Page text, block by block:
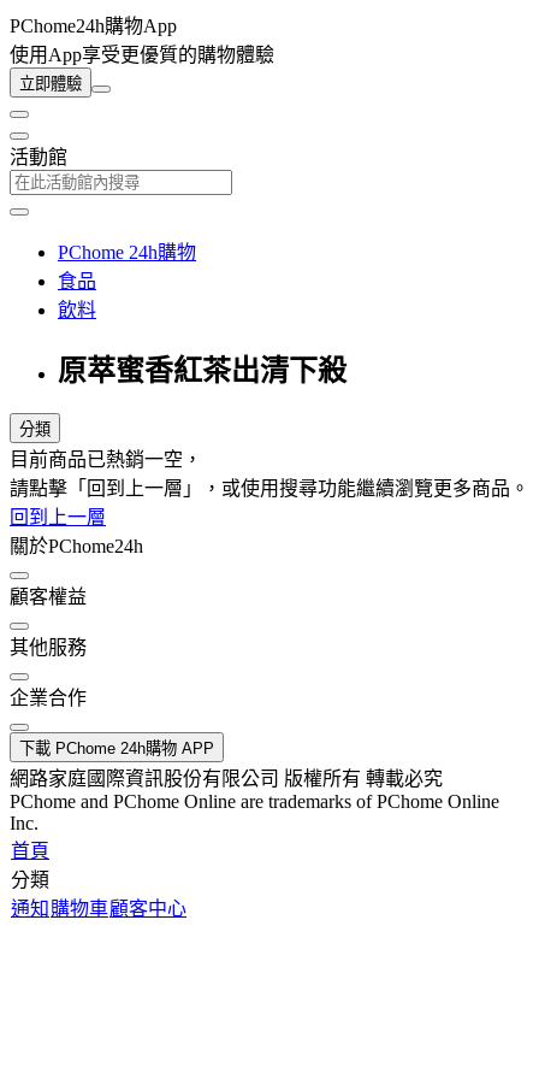
PChome24h購物App
使用App享受更優質的購物體驗
立即體驗
活動館
PChome 24h購物
食品
飲料
原萃蜜香紅茶出清下殺
分類
目前商品已熱銷一空，
請點擊「回到上一層」，或使用搜尋功能繼續瀏覽更多商品。
回到上一層
關於PChome24h
顧客權益
其他服務
企業合作
下載 PChome 24h購物 APP
網路家庭國際資訊股份有限公司 版權所有 轉載必究
PChome and PChome Online are trademarks of PChome Online
Inc.
首頁
分類
通知 購物車顧客中心